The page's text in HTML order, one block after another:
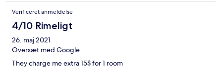
Verificeret anmeldelse
4/10 Rimeligt
26. maj 2021
Oversæt med Google
They charge me extra 15$ for 1 room